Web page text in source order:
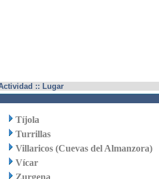
:: Lugar
Tíjola
Turrillas
Villaricos (Cuevas del Almanzora)
Vícar
Zurgena